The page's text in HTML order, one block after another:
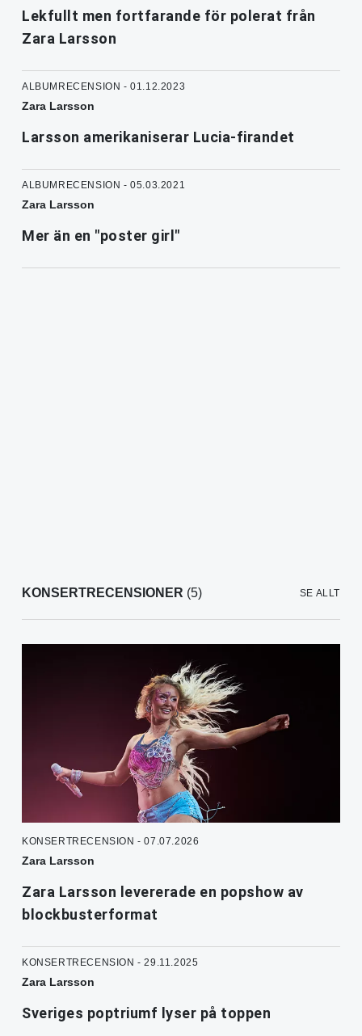
Lekfullt men fortfarande för polerat från
Zara Larsson
ALBUMRECENSION - 01.12.2023
Zara Larsson
Larsson amerikaniserar Lucia-firandet
ALBUMRECENSION - 05.03.2021
Zara Larsson
Mer än en "poster girl"
KONSERTRECENSIONER (5) SE ALLT
KONSERTRECENSION - 07.07.2026
Zara Larsson
Zara Larsson levererade en popshow av
blockbusterformat
KONSERTRECENSION - 29.11.2025
Zara Larsson
Sveriges poptriumf lyser på toppen